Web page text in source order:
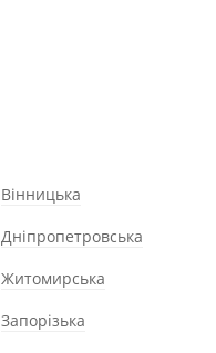
Вінницька
Дніпропетровська
Житомирська
Запорізька